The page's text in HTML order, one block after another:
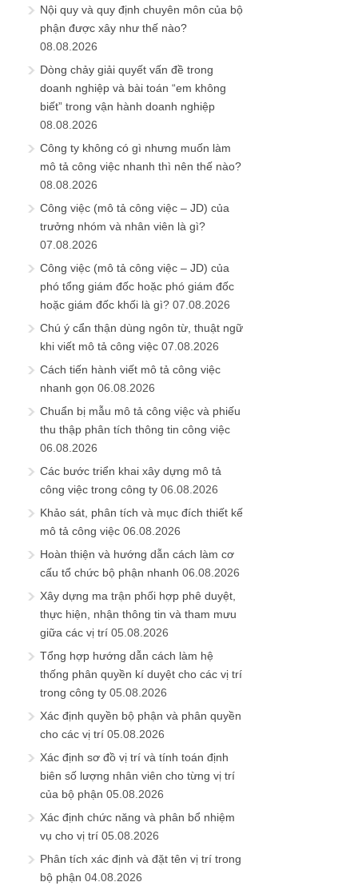
Nội quy và quy định chuyên môn của bộ
phận được xây như thế nào?
08.08.2026
Dòng chảy giải quyết vấn đề trong
doanh nghiệp và bài toán “em không
biết” trong vận hành doanh nghiệp
08.08.2026
Công ty không có gì nhưng muốn làm
mô tả công việc nhanh thì nên thế nào?
08.08.2026
Công việc (mô tả công việc – JD) của
trưởng nhóm và nhân viên là gì?
07.08.2026
Công việc (mô tả công việc – JD) của
phó tổng giám đốc hoặc phó giám đốc
hoặc giám đốc khối là gì? 07.08.2026
Chú ý cẩn thận dùng ngôn từ, thuật ngữ
khi viết mô tả công việc 07.08.2026
Cách tiến hành viết mô tả công việc
nhanh gọn 06.08.2026
Chuẩn bị mẫu mô tả công việc và phiếu
thu thập phân tích thông tin công việc
06.08.2026
Các bước triển khai xây dựng mô tả
công việc trong công ty 06.08.2026
Khảo sát, phân tích và mục đích thiết kế
mô tả công việc 06.08.2026
Hoàn thiện và hướng dẫn cách làm cơ
cấu tổ chức bộ phận nhanh 06.08.2026
Xây dựng ma trận phối hợp phê duyệt,
thực hiện, nhận thông tin và tham mưu
giữa các vị trí 05.08.2026
Tổng hợp hướng dẫn cách làm hệ
thống phân quyền kí duyệt cho các vị trí
trong công ty 05.08.2026
Xác định quyền bộ phận và phân quyền
cho các vị trí 05.08.2026
Xác định sơ đồ vị trí và tính toán định
biên số lượng nhân viên cho từng vị trí
của bộ phận 05.08.2026
Xác định chức năng và phân bổ nhiệm
vụ cho vị trí 05.08.2026
Phân tích xác định và đặt tên vị trí trong
bộ phận 04.08.2026